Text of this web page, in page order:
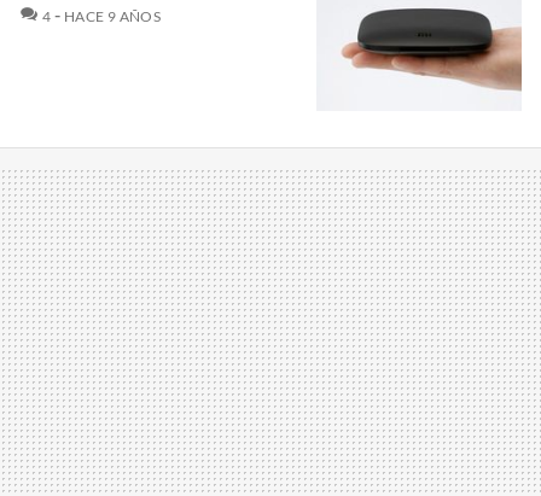
4 COMENTARIOS
HACE 9 AÑOS